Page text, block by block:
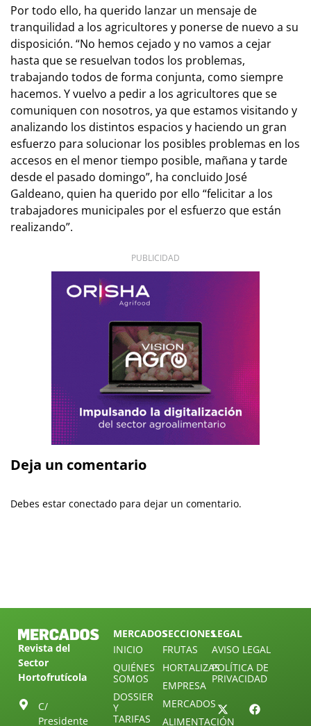
Por todo ello, ha querido lanzar un mensaje de
tranquilidad a los agricultores y ponerse de nuevo a su
disposición. “No hemos cejado y no vamos a cejar
hasta que se resuelvan todos los problemas,
trabajando todos de forma conjunta, como siempre
hacemos. Y vuelvo a pedir a los agricultores que se
comuniquen con nosotros, ya que estamos visitando y
analizando los distintos espacios y haciendo un gran
esfuerzo para solucionar los posibles problemas en los
accesos en el menor tiempo posible, mañana y tarde
desde el pasado domingo”, ha concluido José
Galdeano, quien ha querido por ello “felicitar a los
trabajadores municipales por el esfuerzo que están
realizando”.
PUBLICIDAD
Deja un comentario
Debes estar conectado para dejar un comentario.
Revista del
Sector
Hortofrutícola
C/
Presidente
MERCADOS
INICIO
QUIÉNES
SOMOS
DOSSIER
Y
TARIFAS
SECCIONES
FRUTAS
HORTALIZAS
EMPRESA
MERCADOS
ALIMENTACIÓN
LEGAL
AVISO LEGAL
POLÍTICA DE
PRIVACIDAD